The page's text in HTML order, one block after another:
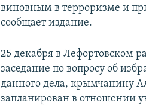
виновным в терроризме и
сообщает издание.
25 декабря в Лефортовском
заседание по вопросу об
данного дела, крымчанину
запланирован в отношении